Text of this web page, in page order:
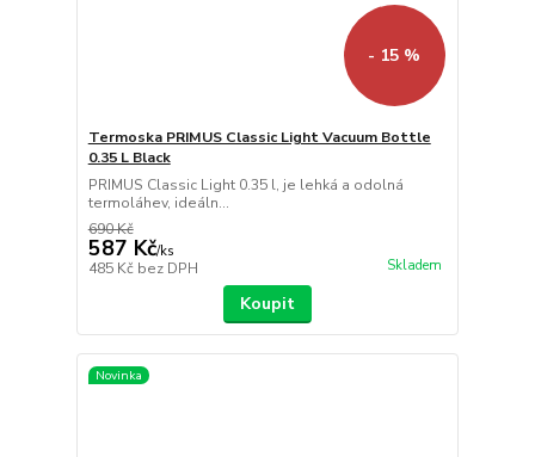
- 15 %
Termoska PRIMUS Classic Light Vacuum Bottle
0.35 L Black
PRIMUS Classic Light 0.35 l, je lehká a odolná
termoláhev, ideáln...
690 Kč
587 Kč/ks
485 Kč bez DPH Skladem
Koupit
Novinka